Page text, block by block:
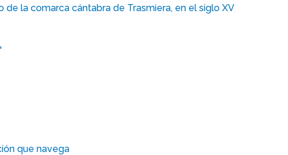
de la comarca cántabra de Trasmiera, en el siglo XV
que navega